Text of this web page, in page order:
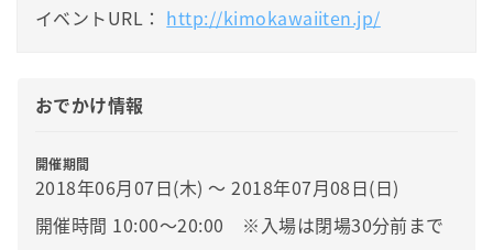
イベントURL： http://kimokawaiiten.jp/
おでかけ情報
開催期間
2018年06月07日(木) 〜 2018年07月08日(日)
開催時間 10:00～20:00 ※入場は閉場30分前まで